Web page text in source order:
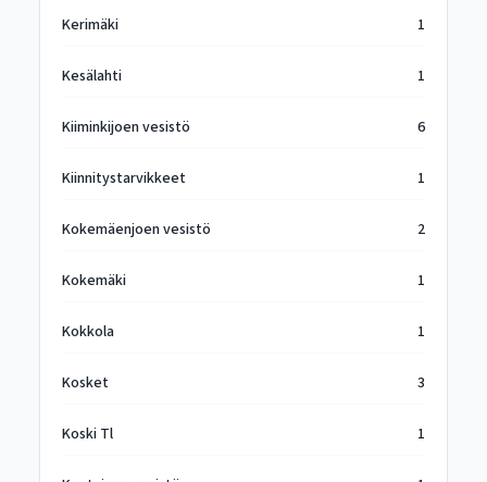
Kerimäki 1
Kesälahti 1
Kiiminkijoen vesistö 6
Kiinnitystarvikkeet 1
Kokemäenjoen vesistö 2
Kokemäki 1
Kokkola 1
Kosket 3
Koski Tl 1